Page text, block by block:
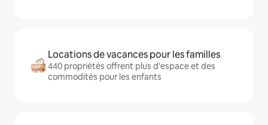
Locations de vacances pour les familles
440 propriétés offrent plus d'espace et des
commodités pour les enfants